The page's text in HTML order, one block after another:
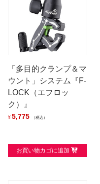
「多目的クランプ＆マ
ウント」システム『F-
LOCK（エフロッ
ク）』
¥ 5,775 税込
お買い物カゴに追加